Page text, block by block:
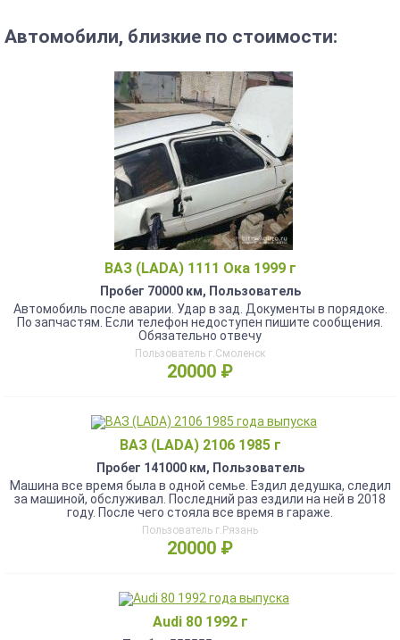
Автомобили, близкие по стоимости:
ВАЗ (LADA) 1111 Ока 1999 г
Пробег 70000 км, Пользователь
Автомобиль после аварии. Удар в зад. Документы в порядоке.
По запчастям. Если телефон недоступен пишите сообщения.
Обязательно отвечу
Пользователь г.Смоленск
20000 ₽
ВАЗ (LADA) 2106 1985 г
Пробег 141000 км, Пользователь
Машина все время была в одной семье. Ездил дедушка, следил
за машиной, обслуживал. Последний раз ездили на ней в 2018
году. После чего стояла все время в гараже.
Пользователь г.Рязань
20000 ₽
Audi 80 1992 г